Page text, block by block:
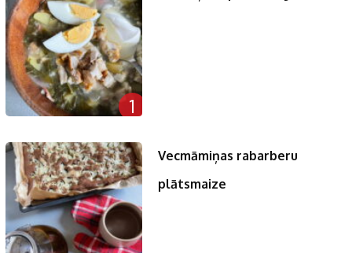
1
Vecmāmiņas rabarberu
plātsmaize